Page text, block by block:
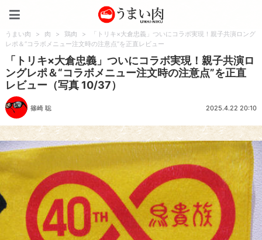
うまい肉 > 肉 > 鶏肉 >
「トリキ×大倉忠義」ついにコラボ実現！親子共演ロング
レポ＆“コラボメニュー注文時の注意点”を正直レビュー
「トリキ×大倉忠義」ついにコラボ実現！親子共演ロ
ングレポ＆“コラボメニュー注文時の注意点”を正直
レビュー（写真 10/37）
篠崎 聡 2025.4.22 20:10